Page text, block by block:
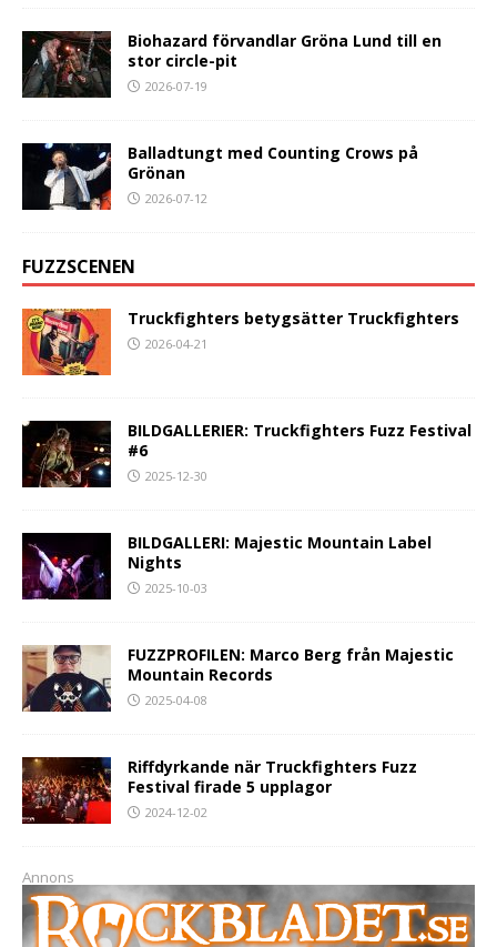
Biohazard förvandlar Gröna Lund till en
stor circle-pit
2026-07-19
Balladtungt med Counting Crows på
Grönan
2026-07-12
FUZZSCENEN
Truckfighters betygsätter Truckfighters
2026-04-21
BILDGALLERIER: Truckfighters Fuzz Festival
#6
2025-12-30
BILDGALLERI: Majestic Mountain Label
Nights
2025-10-03
FUZZPROFILEN: Marco Berg från Majestic
Mountain Records
2025-04-08
Riffdyrkande när Truckfighters Fuzz
Festival firade 5 upplagor
2024-12-02
Annons